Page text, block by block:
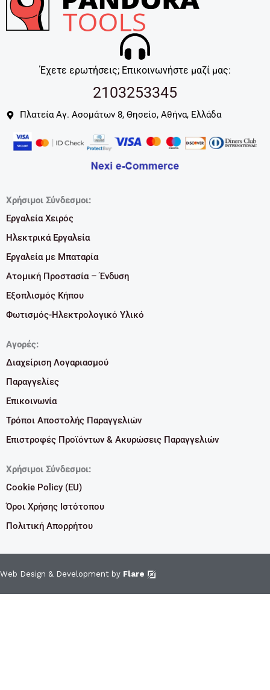
Έχετε ερωτήσεις; Επικοινωνήστε μαζί μας:
2103253345
Πλατεία Αγ. Ασομάτων 8, Θησείο, Αθήνα, Ελλάδα
Χρήσιμοι Σύνδεσμοι:
Εργαλεία Χειρός
Ηλεκτρικά Εργαλεία
Εργαλεία με Μπαταρία
Ατομική Προστασία – Ένδυση
Εξοπλισμός Κήπου
Φωτισμός-Ηλεκτρολογικό Υλικό
Αγορές:
Διαχείριση Λογαριασμού
Παραγγελίες
Επικοινωνία
Τρόποι Αποστολής Παραγγελιών
Επιστροφές Προϊόντων & Ακυρώσεις Παραγγελιών
Χρήσιμοι Σύνδεσμοι:
Cookie Policy (EU)
Όροι Χρήσης Ιστότοπου
Πολιτική Απορρήτου
Web Design & Development by Flare